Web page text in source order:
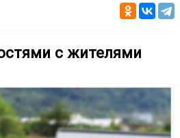
с жителями